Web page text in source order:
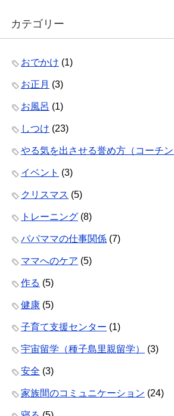
カテゴリー
おでかけ (1)
お正月 (3)
お風呂 (1)
しつけ (23)
やる気を出させる誉め方（コーチン
イベント (3)
クリスマス (5)
トレーニング (8)
パパママの仕事関係 (7)
ママへのケア (5)
作る (5)
健康 (5)
子育て支援センター (1)
宇宙留学（種子島里親留学） (3)
安全 (3)
家族間のコミュニケーション (24)